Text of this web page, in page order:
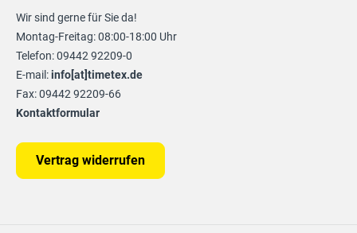
Wir sind gerne für Sie da!
Montag-Freitag: 08:00-18:00 Uhr
Telefon: 09442 92209-0
E-mail:info[at]timetex.de
Fax: 09442 92209-66
Kontaktformular
Vertrag widerrufen